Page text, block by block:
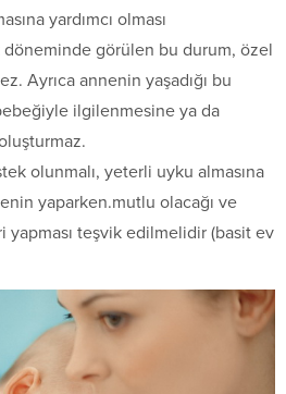
yardımcı olması
döneminde görülen bu durum, özel
Ayrıca annenin yaşadığı bu
ilgilenmesine ya da
olunmalı, yeterli uyku almasına
yaparken.mutlu olacağı ve
yapması teşvik edilmelidir (basit ev